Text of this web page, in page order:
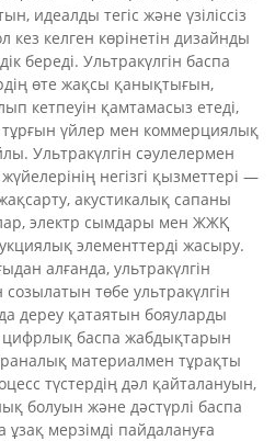
идеалды тегіс және үзіліссіз
келген көрінетін дизайнды
береді. Ультракүлгін баспа
өте жақсы қанықтығын,
кетпеуін қамтамасыз етеді,
үйлер мен коммерциялық
Ультракүлгін сәулелермен
негізгі қызметтері —
акустикалық сапаны
электр сымдары мен ЖЖҚ
элементтерді жасыру.
алғанда, ультракүлгін
төбе ультракүлгін
дереу қатаятын бояуларды
баспа жабдықтарын
материалмен тұрақты
түстердің дәл қайталануын,
болуын және дәстүрлі баспа
ұзақ мерзімді пайдалануға